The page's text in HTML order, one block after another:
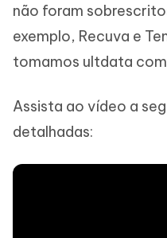
não foram
exemplo, Recuva e
tomamos ultdata
Assista ao vídeo a
detalhadas: